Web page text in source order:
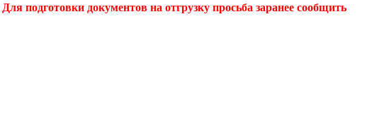
Для подготовки документов на отгрузку просьба заранее сообщить